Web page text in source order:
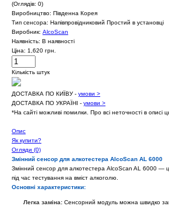
(Оглядів: 0)
Виробництво: Південна Корея
Тип сенсора: Напівпровідниковий Простий в установці
Виробник: AlcoScan
Наявність: В наявності
Ціна: 1,620 грн.
Кількість штук
ДОСТАВКА ПО КИЇВУ - умови >
ДОСТАВКА ПО УКРАЇНІ - умови >
*На сайті можливі помилки. Про всі неточності в описі
Опис
Як купити?
Огляди (0)
Змінний сенсор для алкотестера AlcoScan AL 6000
Змінний сенсор для алкотестера AlcoScan AL 6000 —
під час тестування на вміст алкоголю.
Основні характеристики:
Легка заміна: Сенсорний модуль можна швидко